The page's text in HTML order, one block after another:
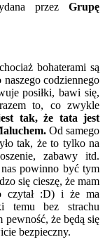
przez Grupę
bohaterami są
codziennego
posiłki, bawi się,
to, co zwykle
tak, że tata jest
Od samego
tak, że to tylko na
zabawy itd.
powinno być tym
się cieszę, że mam
czytał :D) i że ma
temu bez strachu
pewność, że będą się
bezpieczny.